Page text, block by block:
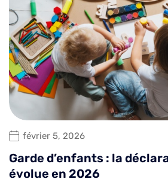
février 5, 2026
Garde d’enfants : la
évolue en 2026